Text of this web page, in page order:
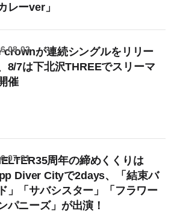
レーver」
crownが連続シングルをリリー
8/7は下北沢THREEでスリーマ
催
08-02
周年の締めくくりは
Diver Cityで2days、「結束バ
」「サバシスター」「フラワー
パニーズ」が出演！
07-31